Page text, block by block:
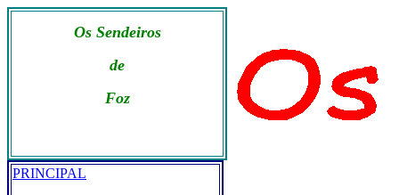
Os Sendeiros
de
Foz
PRINCIPAL